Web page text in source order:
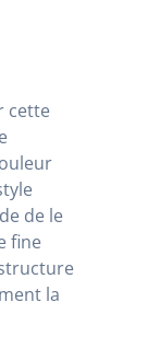
cette
de le
fine
la